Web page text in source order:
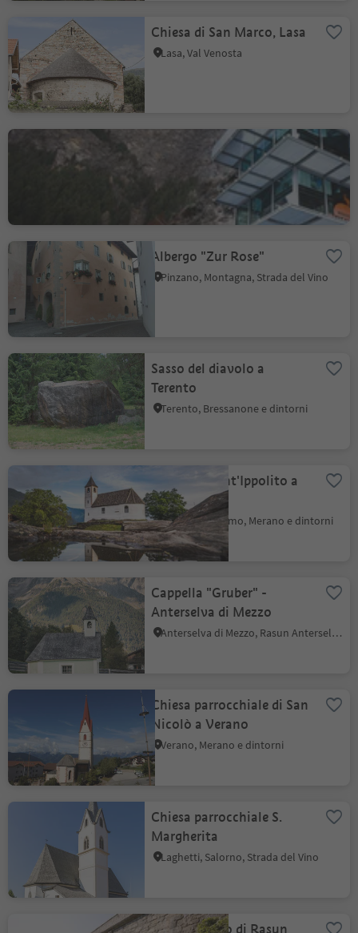
Chiesa di San Marco, Lasa
Lasa, Val Venosta
MuseoAltaPassiria -
Bunker Mooseum a Moso
Moso in Passiria, Merano e dintorni
Albergo "Zur Rose"
Pinzano, Montagna, Strada del Vino
Sasso del diavolo a
Terento
Terento, Bressanone e dintorni
Chiesa di Sant'Ippolito a
Narano
Aquaviva, Tesimo, Merano e dintorni
Cappella "Gruber" -
Anterselva di Mezzo
Anterselva di Mezzo, Rasun Anterselva, Regione dolomitica Plan de Corones
Chiesa parrocchiale di San
Nicolò a Verano
Verano, Merano e dintorni
Chiesa parrocchiale S.
Margherita
Laghetti, Salorno, Strada del Vino
Ponte storico di Rasun